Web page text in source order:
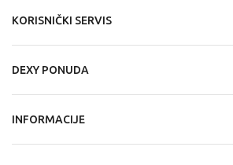
KORISNIČKI SERVIS
DEXY PONUDA
INFORMACIJE